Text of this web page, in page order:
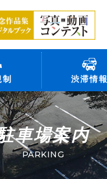
渋滞情報
車場案内
PARKING